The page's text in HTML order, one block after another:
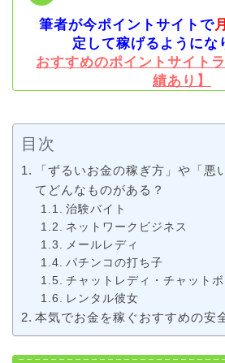
筆者が今ポイントサイトで
定して稼げるようにな
おすすめのポイントサイト
績あり】
目次
「ずるいお金の稼ぎ方」や「悪
てどんなものがある？
治験バイト
ネットワークビジネス
メールレディ
パチンコの打ち子
チャットレディ・チャットボ
レンタル彼女
本気でお金を稼ぐおすすめの安